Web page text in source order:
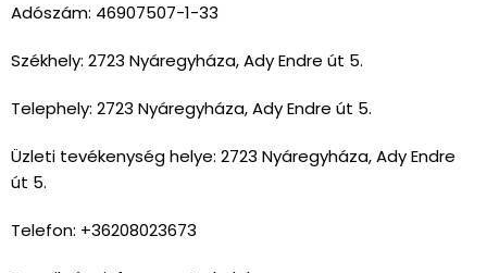
Adószám: 46907507-1-33
Székhely: 2723 Nyáregyháza, Ady Endre út 5.
Telephely: 2723 Nyáregyháza, Ady Endre út 5.
Üzleti tevékenység helye: 2723 Nyáregyháza, Ady Endre
út 5.
Telefon: +36208023673